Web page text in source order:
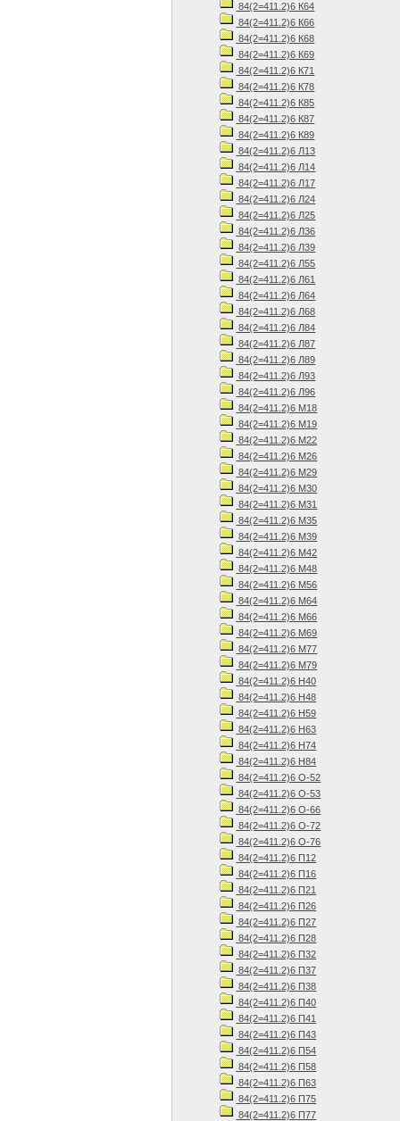
84(2=411.2)6 К64
84(2=411.2)6 К66
84(2=411.2)6 К68
84(2=411.2)6 К69
84(2=411.2)6 К71
84(2=411.2)6 К78
84(2=411.2)6 К85
84(2=411.2)6 К87
84(2=411.2)6 К89
84(2=411.2)6 Л13
84(2=411.2)6 Л14
84(2=411.2)6 Л17
84(2=411.2)6 Л24
84(2=411.2)6 Л25
84(2=411.2)6 Л36
84(2=411.2)6 Л39
84(2=411.2)6 Л55
84(2=411.2)6 Л61
84(2=411.2)6 Л64
84(2=411.2)6 Л68
84(2=411.2)6 Л84
84(2=411.2)6 Л87
84(2=411.2)6 Л89
84(2=411.2)6 Л93
84(2=411.2)6 Л96
84(2=411.2)6 М18
84(2=411.2)6 М19
84(2=411.2)6 М22
84(2=411.2)6 М26
84(2=411.2)6 М29
84(2=411.2)6 М30
84(2=411.2)6 М31
84(2=411.2)6 М35
84(2=411.2)6 М39
84(2=411.2)6 М42
84(2=411.2)6 М48
84(2=411.2)6 М56
84(2=411.2)6 М64
84(2=411.2)6 М66
84(2=411.2)6 М69
84(2=411.2)6 М77
84(2=411.2)6 М79
84(2=411.2)6 Н40
84(2=411.2)6 Н48
84(2=411.2)6 Н59
84(2=411.2)6 Н63
84(2=411.2)6 Н74
84(2=411.2)6 Н84
84(2=411.2)6 О-52
84(2=411.2)6 О-53
84(2=411.2)6 О-66
84(2=411.2)6 О-72
84(2=411.2)6 О-76
84(2=411.2)6 П12
84(2=411.2)6 П16
84(2=411.2)6 П21
84(2=411.2)6 П26
84(2=411.2)6 П27
84(2=411.2)6 П28
84(2=411.2)6 П32
84(2=411.2)6 П37
84(2=411.2)6 П38
84(2=411.2)6 П40
84(2=411.2)6 П41
84(2=411.2)6 П43
84(2=411.2)6 П54
84(2=411.2)6 П58
84(2=411.2)6 П63
84(2=411.2)6 П75
84(2=411.2)6 П77